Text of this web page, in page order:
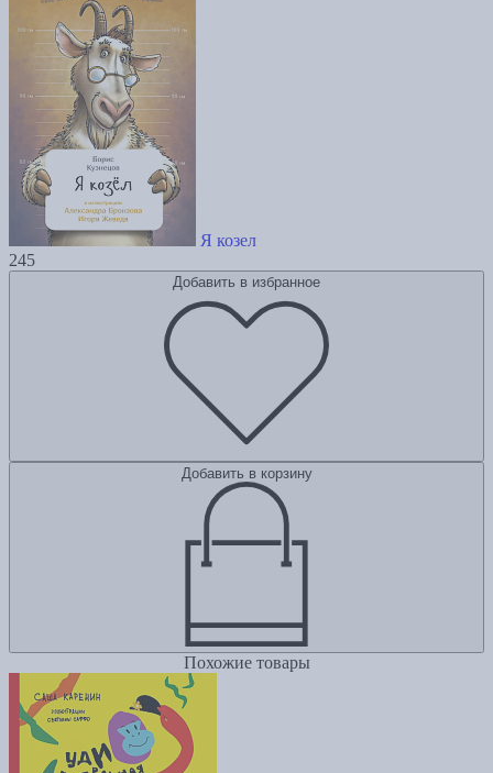
Я козел
245
Добавить в избранное
Добавить в корзину
Похожие товары